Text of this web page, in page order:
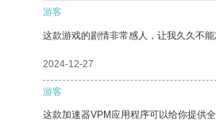
游客
这款游戏的剧情非常感人，让我久久不能
2024-12-27
游客
这款加速器VPM应用程序可以给你提供